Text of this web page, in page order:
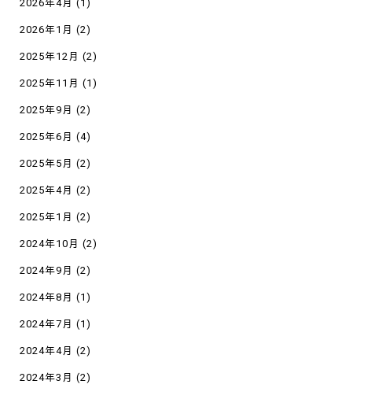
2026年4月 (1)
2026年1月 (2)
2025年12月 (2)
2025年11月 (1)
2025年9月 (2)
2025年6月 (4)
2025年5月 (2)
2025年4月 (2)
2025年1月 (2)
2024年10月 (2)
2024年9月 (2)
2024年8月 (1)
2024年7月 (1)
2024年4月 (2)
2024年3月 (2)